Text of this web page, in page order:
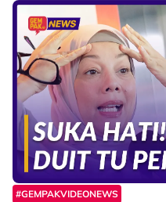
#GEMPAKVIDEONEWS